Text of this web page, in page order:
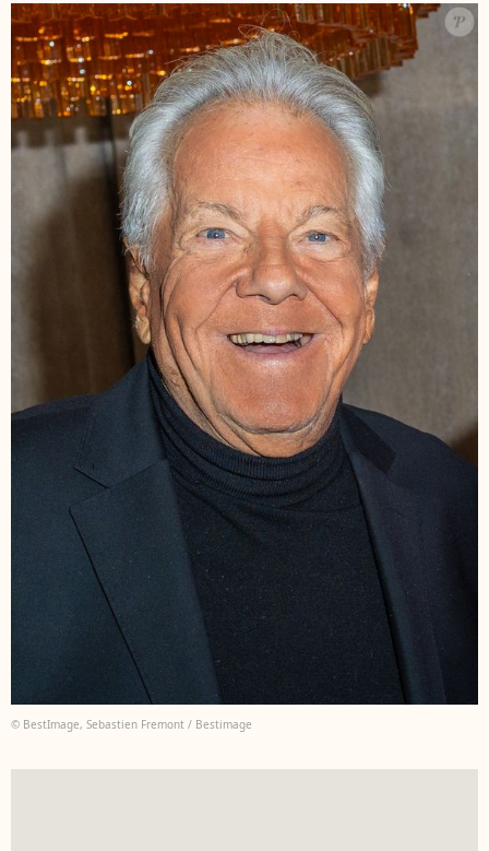
© BestImage, Sebastien Fremont / Bestimage